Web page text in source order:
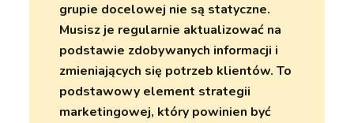
grupie docelowej nie są statyczne.
Musisz je regularnie aktualizować na
podstawie zdobywanych informacji i
zmieniających się potrzeb klientów. To
podstawowy element strategii
marketingowej, który powinien być